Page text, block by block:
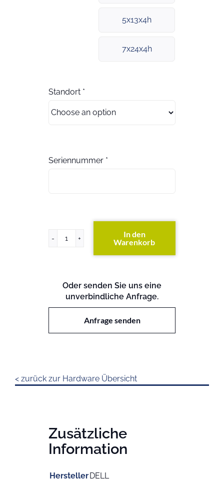
5x13x4h
7x24x4h
Standort *
Seriennummer *
PowerEdge
In den
Warenkorb
Oder senden Sie uns eine
unverbindliche Anfrage.
Anfrage senden
< zurück zur Hardware Übersicht
Zusätzliche
Information
HerstellerDELL